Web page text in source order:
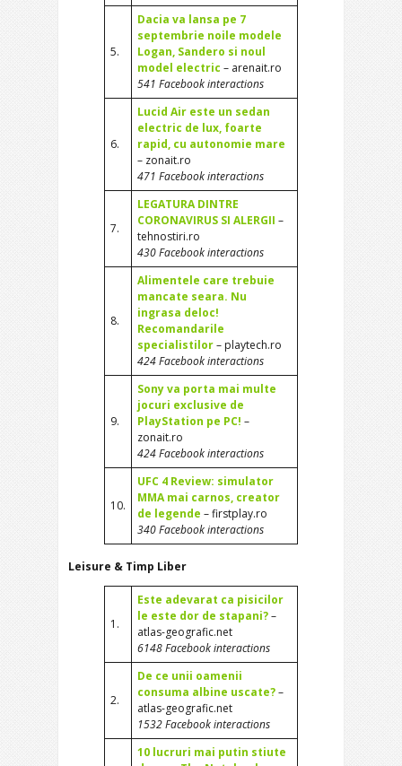
5.
Dacia va lansa pe 7
septembrie noile modele
Logan, Sandero si noul
model electric – arenait.ro
541 Facebook interactions
6.
Lucid Air este un sedan
electric de lux, foarte
rapid, cu autonomie mare
– zonait.ro
471 Facebook interactions
7.
LEGATURA DINTRE
CORONAVIRUS SI ALERGII –
tehnostiri.ro
430 Facebook interactions
8.
Alimentele care trebuie
mancate seara. Nu
ingrasa deloc!
Recomandarile
specialistilor– playtech.ro
424 Facebook interactions
9.
Sony va porta mai multe
jocuri exclusive de
PlayStation pe PC! –
zonait.ro
424 Facebook interactions
10.
UFC 4 Review: simulator
MMA mai carnos, creator
de legende – firstplay.ro
340 Facebook interactions
Leisure & Timp Liber
1.
Este adevarat ca pisicilor
le este dor de stapani?–
atlas-geografic.net
6148 Facebook interactions
2.
De ce unii oamenii
consuma albine uscate?–
atlas-geografic.net
1532 Facebook interactions
10 lucruri mai putin stiute